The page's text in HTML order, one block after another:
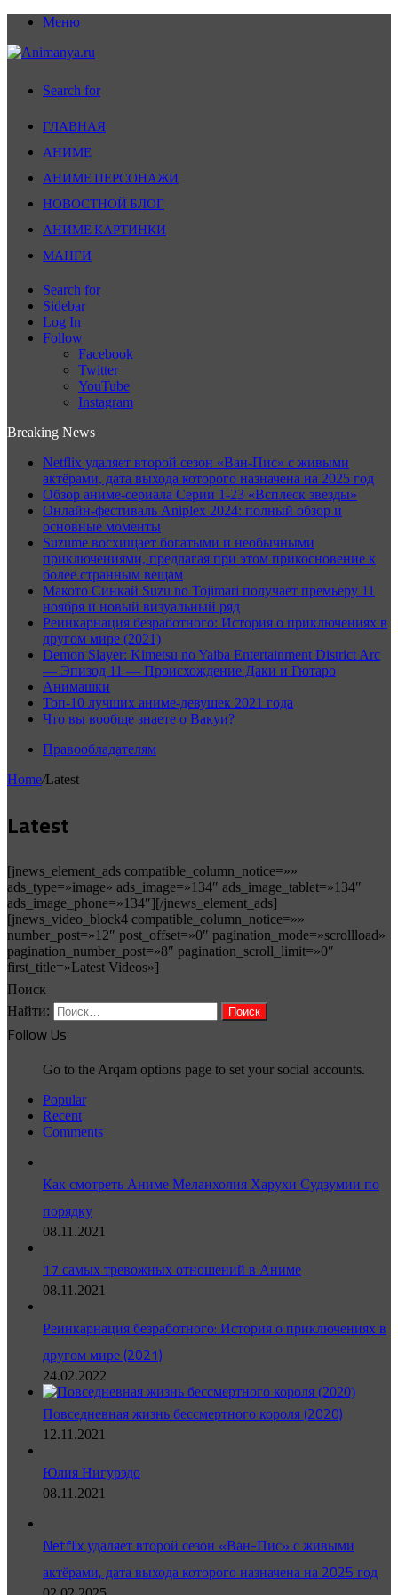
Меню
Search for
ГЛАВНАЯ
АНИМЕ
АНИМЕ ПЕРСОНАЖИ
НОВОСТНОЙ БЛОГ
АНИМЕ КАРТИНКИ
МАНГИ
Search for
Sidebar
Log In
Follow
Facebook
Twitter
YouTube
Instagram
Breaking News
Netflix удаляет второй сезон «Ван-Пис» с живыми
актёрами, дата выхода которого назначена на 2025 год
Обзор аниме-сериала Серии 1-23 «Всплеск звезды»
Онлайн-фестиваль Aniplex 2024: полный обзор и
основные моменты
Suzume восхищает богатыми и необычными
приключениями, предлагая при этом прикосновение к
более странным вещам
Макото Синкай Suzu no Tojimari получает премьеру 11
ноября и новый визуальный ряд
Реинкарнация безработного: История о приключениях в
другом мире (2021)
Demon Slayer: Kimetsu no Yaiba Entertainment District Arc
— Эпизод 11 — Происхождение Даки и Гютаро
Анимашки
Топ-10 лучших аниме-девушек 2021 года
Что вы вообще знаете о Вакуи?
Правообладателям
Home/Latest
Latest
[jnews_element_ads compatible_column_notice=»»
ads_type=»image» ads_image=»134″ ads_image_tablet=»134″
ads_image_phone=»134″][/jnews_element_ads]
[jnews_video_block4 compatible_column_notice=»»
number_post=»12″ post_offset=»0″ pagination_mode=»scrollload»
pagination_number_post=»8″ pagination_scroll_limit=»0″
first_title=»Latest Videos»]
Поиск
Найти:
Follow Us
Go to the Arqam options page to set your social accounts.
Popular
Recent
Comments
Как смотреть Аниме Меланхолия Харухи Судзумии по
порядку
08.11.2021
17 самых тревожных отношений в Аниме
08.11.2021
Реинкарнация безработного: История о приключениях в
другом мире (2021)
24.02.2022
Повседневная жизнь бессмертного короля (2020)
12.11.2021
Юлия Нигурэдо
08.11.2021
Netflix удаляет второй сезон «Ван-Пис» с живыми
актёрами, дата выхода которого назначена на 2025 год